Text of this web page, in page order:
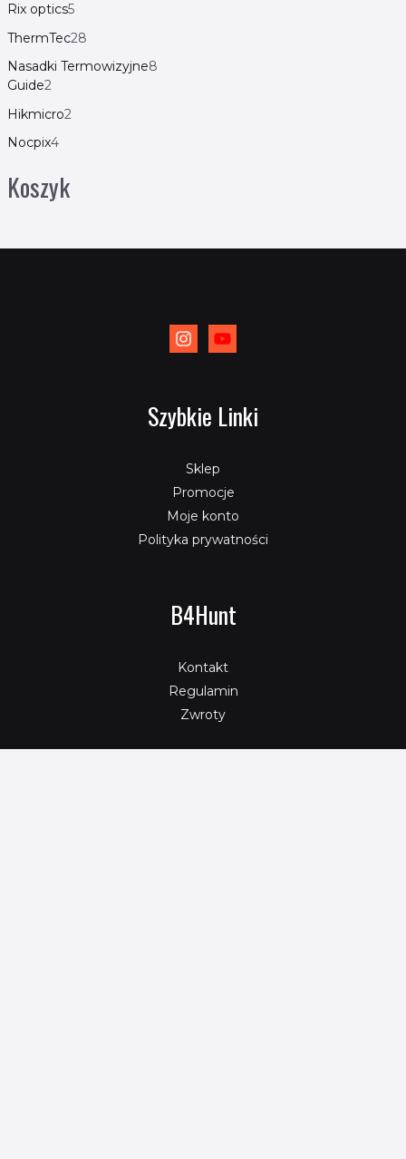
Rix optics5
ThermTec28
Nasadki Termowizyjne8
Guide2
Hikmicro2
Nocpix4
Koszyk
Szybkie Linki
Sklep
Promocje
Moje konto
Polityka prywatności
B4Hunt
Kontakt
Regulamin
Zwroty